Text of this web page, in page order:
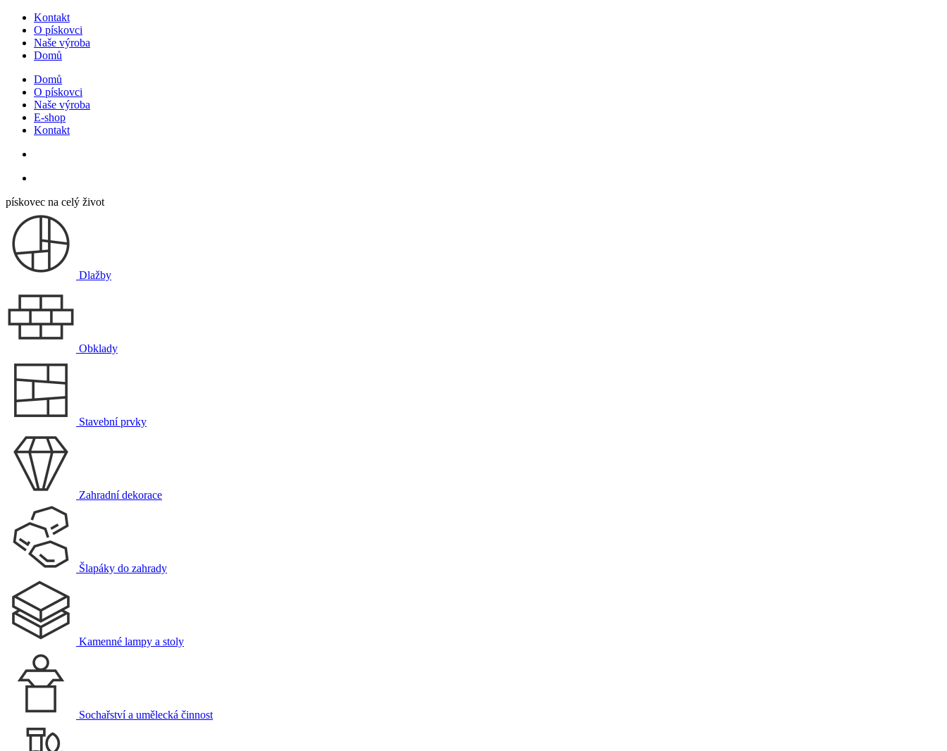
Kontakt
O pískovci
Naše výroba
Domů
Domů
O pískovci
Naše výroba
E-shop
Kontakt
pískovec na celý život
Dlažby
Obklady
Stavební prvky
Zahradní dekorace
Šlapáky do zahrady
Kamenné lampy a stoly
Sochařství a umělecká činnost